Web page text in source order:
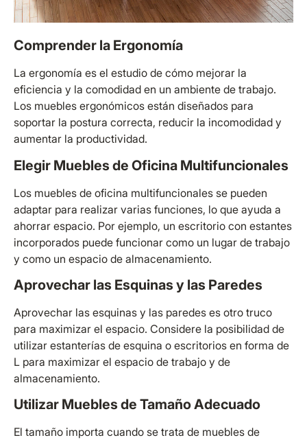
Comprender la Ergonomía
La ergonomía es el estudio de cómo mejorar la
eficiencia y la comodidad en un ambiente de trabajo.
Los muebles ergonómicos están diseñados para
soportar la postura correcta, reducir la incomodidad y
aumentar la productividad.
Elegir Muebles de Oficina Multifuncionales
Los muebles de oficina multifuncionales se pueden
adaptar para realizar varias funciones, lo que ayuda a
ahorrar espacio. Por ejemplo, un escritorio con estantes
incorporados puede funcionar como un lugar de trabajo
y como un espacio de almacenamiento.
Aprovechar las Esquinas y las Paredes
Aprovechar las esquinas y las paredes es otro truco
para maximizar el espacio. Considere la posibilidad de
utilizar estanterías de esquina o escritorios en forma de
L para maximizar el espacio de trabajo y de
almacenamiento.
Utilizar Muebles de Tamaño Adecuado
El tamaño importa cuando se trata de muebles de